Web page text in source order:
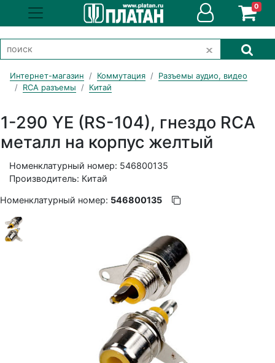
0
Интернет-магазин Коммутация
Разъемы аудио, видео
RCA разъемы
Китай
1-290 YE (RS-104), гнездо RCA
металл на корпус желтый
Номенклатурный номер: 546800135
Производитель: Китай
Номенклатурный номер: 546800135